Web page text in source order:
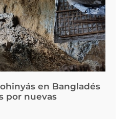
en Bangladés
por nuevas